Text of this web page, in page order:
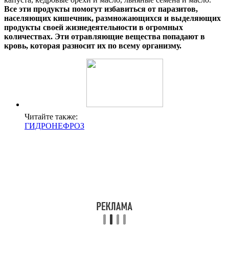
Все эти продукты помогут избавиться от паразитов,
населяющих кишечник, размножающихся и выделяющих
продукты своей жизнедеятельности в огромных
количествах. Эти отравляющие вещества попадают в
кровь, которая разносит их по всему организму.
Читайте также:
ГИДРОНЕФРОЗ